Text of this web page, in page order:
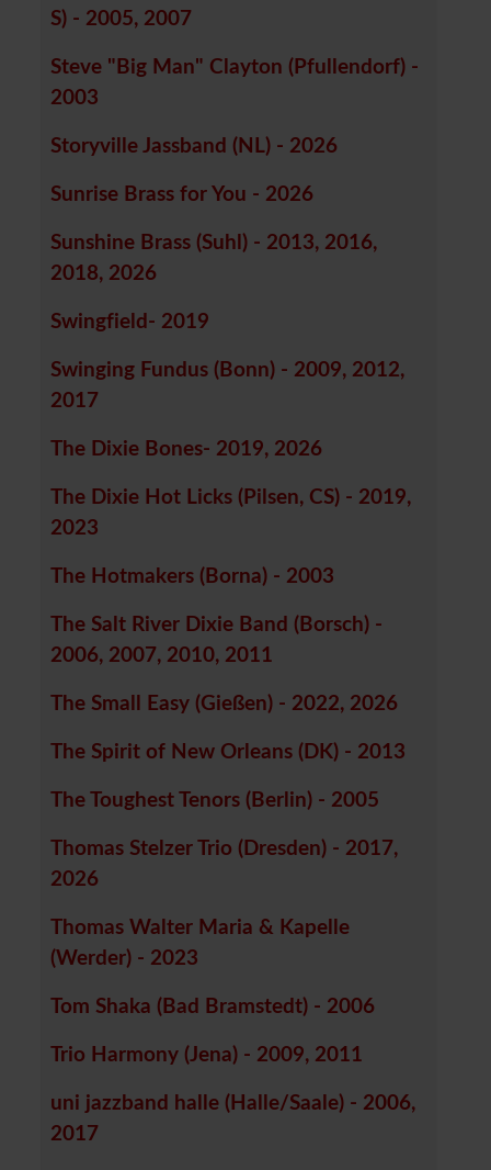
S) - 2005, 2007
Steve "Big Man" Clayton (Pfullendorf) -
2003
Storyville Jassband (NL) - 2026
Sunrise Brass for You - 2026
Sunshine Brass (Suhl) - 2013, 2016,
2018, 2026
Swingfield- 2019
Swinging Fundus (Bonn) - 2009, 2012,
2017
The Dixie Bones- 2019, 2026
The Dixie Hot Licks (Pilsen, CS) - 2019,
2023
The Hotmakers (Borna) - 2003
The Salt River Dixie Band (Borsch) -
2006, 2007, 2010, 2011
The Small Easy (Gießen) - 2022, 2026
The Spirit of New Orleans (DK) - 2013
The Toughest Tenors (Berlin) - 2005
Thomas Stelzer Trio (Dresden) - 2017,
2026
Thomas Walter Maria & Kapelle
(Werder) - 2023
Tom Shaka (Bad Bramstedt) - 2006
Trio Harmony (Jena) - 2009, 2011
uni jazzband halle (Halle/Saale) - 2006,
2017